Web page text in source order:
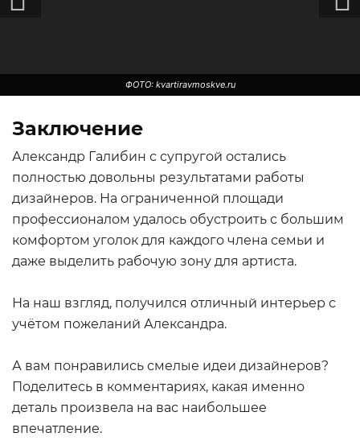
ФОТО: kvartiravmoskve.ru
Заключение
Александр Галибин с супругой остались
полностью довольны результатами работы
дизайнеров. На ограниченной площади
профессионалом удалось обустроить с большим
комфортом уголок для каждого члена семьи и
даже выделить рабочую зону для артиста.
На наш взгляд, получился отличный интерьер с
учётом пожеланий Александра.
А вам понравились смелые идеи дизайнеров?
Поделитесь в комментариях, какая именно
деталь произвела на вас наибольшее
впечатление.